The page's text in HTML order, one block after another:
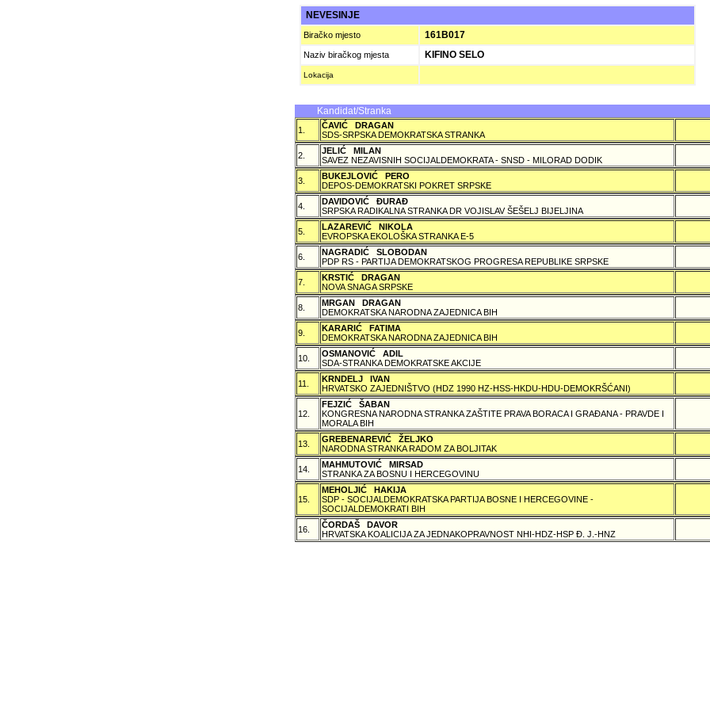
NEVESINJE
Biračko mjesto 161B017
Naziv biračkog mjesta KIFINO SELO
Lokacija
Kandidat/Stranka
1.
ČAVIĆ DRAGAN
SDS-SRPSKA DEMOKRATSKA STRANKA
2.
JELIĆ MILAN
SAVEZ NEZAVISNIH SOCIJALDEMOKRATA - SNSD - MILORAD DODIK
3.
BUKEJLOVIĆ PERO
DEPOS-DEMOKRATSKI POKRET SRPSKE
4.
DAVIDOVIĆ ÐURAÐ
SRPSKA RADIKALNA STRANKA DR VOJISLAV ŠEŠELJ BIJELJINA
5.
LAZAREVIĆ NIKOLA
EVROPSKA EKOLOŠKA STRANKA E-5
6.
NAGRADIĆ SLOBODAN
PDP RS - PARTIJA DEMOKRATSKOG PROGRESA REPUBLIKE SRPSKE
7.
KRSTIĆ DRAGAN
NOVA SNAGA SRPSKE
8.
MRGAN DRAGAN
DEMOKRATSKA NARODNA ZAJEDNICA BIH
9.
KARARIĆ FATIMA
DEMOKRATSKA NARODNA ZAJEDNICA BIH
10.
OSMANOVIĆ ADIL
SDA-STRANKA DEMOKRATSKE AKCIJE
11.
KRNDELJ IVAN
HRVATSKO ZAJEDNIŠTVO (HDZ 1990 HZ-HSS-HKDU-HDU-DEMOKRŠĆANI)
12.
FEJZIĆ ŠABAN
KONGRESNA NARODNA STRANKA ZAŠTITE PRAVA BORACA I GRAÐANA - PRAVDE I
MORALA BIH
13.
GREBENAREVIĆ ŽELJKO
NARODNA STRANKA RADOM ZA BOLJITAK
14.
MAHMUTOVIĆ MIRSAD
STRANKA ZA BOSNU I HERCEGOVINU
15.
MEHOLJIĆ HAKIJA
SDP - SOCIJALDEMOKRATSKA PARTIJA BOSNE I HERCEGOVINE -
SOCIJALDEMOKRATI BIH
16.
ČORDAŠ DAVOR
HRVATSKA KOALICIJA ZA JEDNAKOPRAVNOST NHI-HDZ-HSP Ð. J.-HNZ